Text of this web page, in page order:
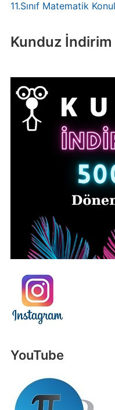
11.Sınıf Matematik
Kunduz İndirim
YouTube